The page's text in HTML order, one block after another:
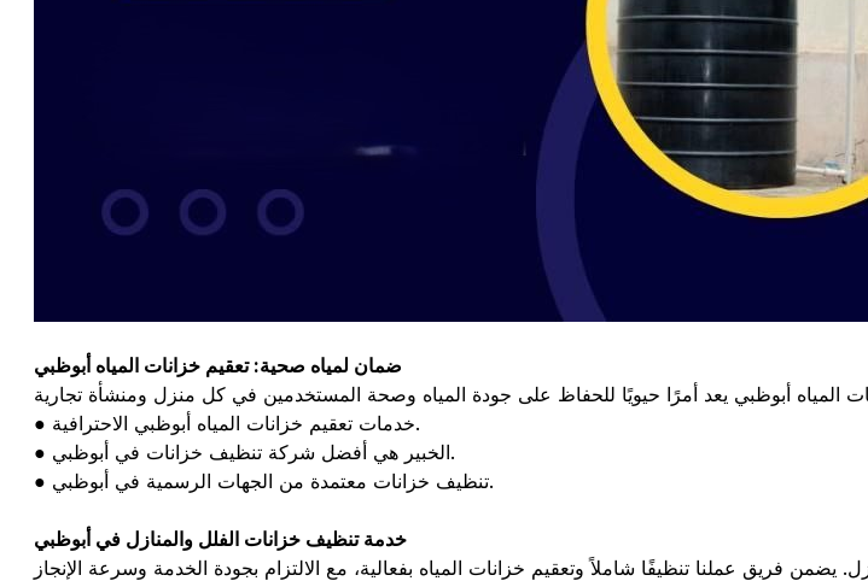
ضمان لمياه صحية: تعقيم خزانات المياه أبوظبي
● خدمات تعقيم خزانات المياه أبوظبي الاحترافية.
● الخبير هي أفضل شركة تنظيف خزانات في أبوظبي.
● تنظيف خزانات معتمدة من الجهات الرسمية في أبوظبي.
خدمة تنظيف خزانات الفلل والمنازل في أبوظبي